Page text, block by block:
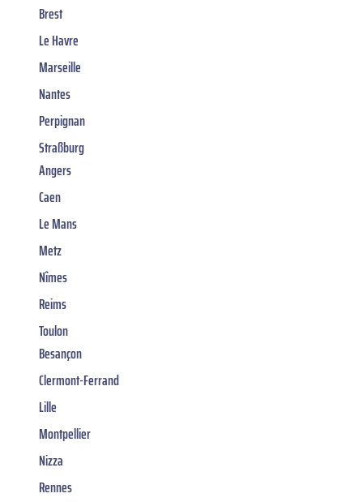
Brest
Le Havre
Marseille
Nantes
Perpignan
Straßburg
Angers
Caen
Le Mans
Metz
Nîmes
Reims
Toulon
Besançon
Clermont-Ferrand
Lille
Montpellier
Nizza
Rennes